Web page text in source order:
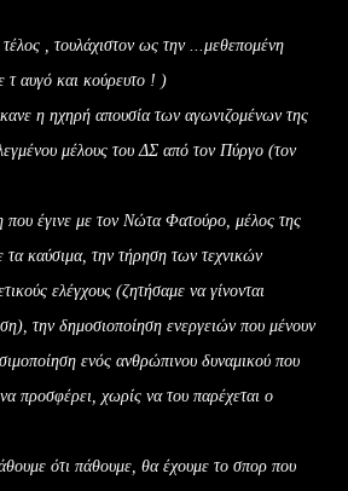
, τουλάχιστον ως την ...μεθεπομένη
τ αυγό και κούρευτο ! )
η ηχηρή απουσία των αγωνιζομένων της
μέλους του ΔΣ από τον Πύργο (τον
που έγινε με τον Νώτα Φατούρο, μέλος της
καύσιμα, την τήρηση των τεχνικών
ελέγχους (ζητήσαμε να γίνονται
την δημοσιοποίηση ενεργειών που μένουν
ενός ανθρώπινου δυναμικού που
προσφέρει, χωρίς να του παρέχεται ο
ότι πάθουμε, θα έχουμε το σπορ που